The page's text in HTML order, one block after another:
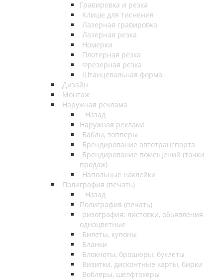
Гравировка и резка
Клише для тиснения
Лазерная гравировка
Лазерная резка
Номерки
Плотерная резка
Фрезерная резка
Штанцевальная форма
Дизайн
Монтаж
Наружная реклама
Назад
Наружная реклама
Баблы, топперы
Брендирование автотранспорта
Брендирование помещений (точки
продаж)
Напольные наклейки
Полиграфия (печать)
Назад
Полиграфия (печать)
ризография: листовки, обьявления
одноцветные
Билеты, купоны
Бланки
Блокноты, брошюры, буклеты
Визитки, дисконтные карты, бирки
Воблеры, шелфтокеры